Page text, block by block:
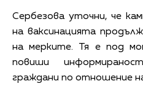
Сербезова уточни, че
на ваксинацията
на мерките. Тя е под
повиши
граждани по отношение